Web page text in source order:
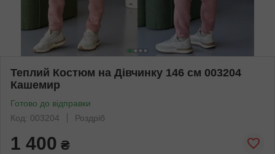
Теплий Костюм на Дівчинку 146 см 003204
Кашемир
Готово до відправки
Код: 003204
Роздріб
1 400 ₴